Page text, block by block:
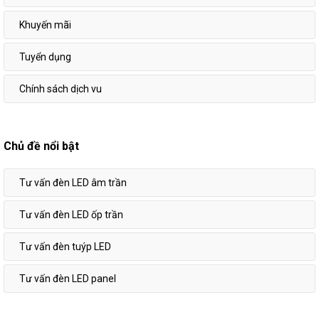
Khuyến mãi
Tuyển dụng
Chính sách dịch vu
Chủ đề nổi bật
Tư vấn đèn LED âm trần
Tư vấn đèn LED ốp trần
Tư vấn đèn tuýp LED
Tư vấn đèn LED panel